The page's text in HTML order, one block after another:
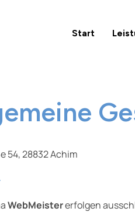
Start
54, 28832 Achim
WebMeistererfolgen